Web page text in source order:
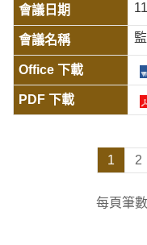
1 2
每頁筆數